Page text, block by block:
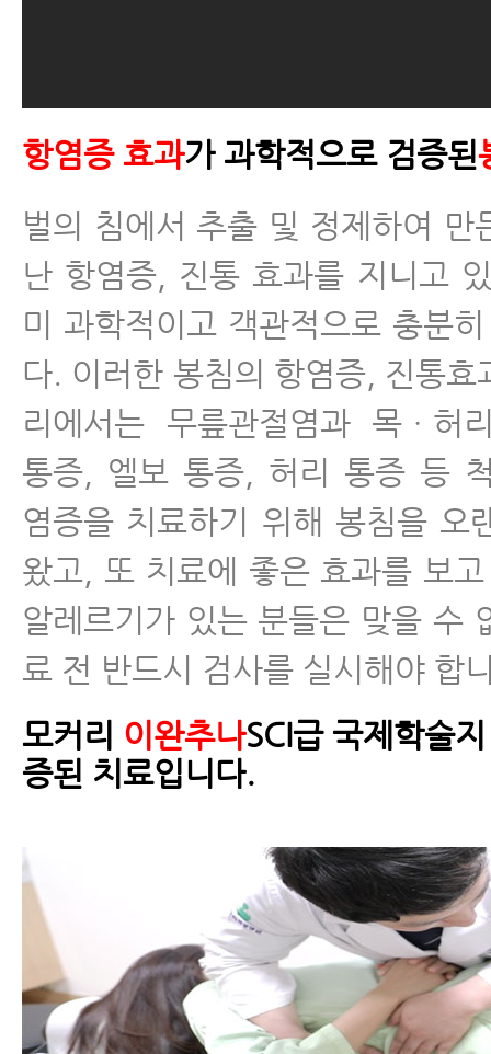
항염증 효과가 과학적으로 검증된
벌의 침에서 추출 및 정제하여 만
난 항염증, 진통 효과를 지니고
미 과학적이고 객관적으로 충분
다. 이러한 봉침의 항염증, 진통효
리에서는 무릎관절염과 목ㆍ허
통증, 엘보 통증, 허리 통증 등
염증을 치료하기 위해 봉침을 오
왔고, 또 치료에 좋은 효과를 보
알레르기가 있는 분들은 맞을 수
료 전 반드시 검사를 실시해야 합
모커리 이완추나SCI급 국제학술
증된 치료입니다.